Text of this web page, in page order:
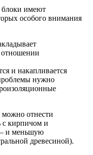
блоки имеют
особого внимания
отношении
и накапливается
нужно
можно отнести
с кирпичом и
и меньшую
древесиной).